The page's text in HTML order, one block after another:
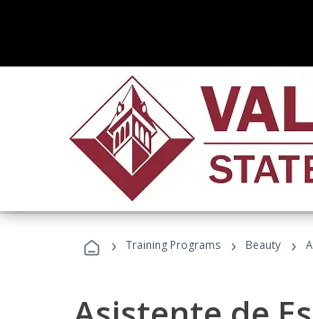
› Training Programs › Beauty ›